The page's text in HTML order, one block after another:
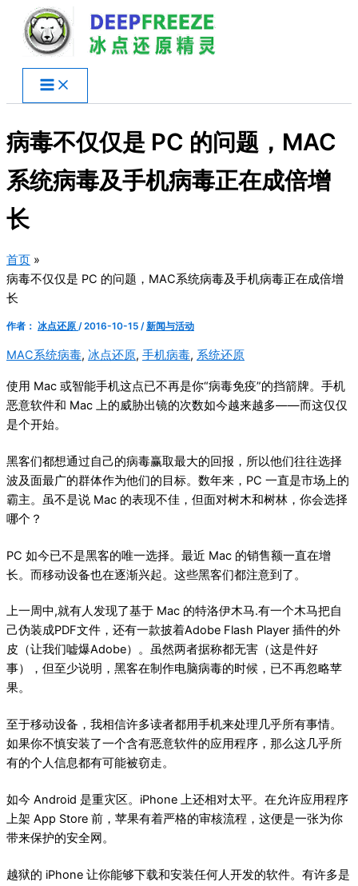
病毒不仅仅是 PC 的问题，MAC
系统病毒及手机病毒正在成倍增
长
首页
病毒不仅仅是 PC 的问题，MAC系统病毒及手机病毒正在成倍增
长
作者： 冰点还原 /2016-10-15 /新闻与活动
MAC系统病毒, 冰点还原, 手机病毒, 系统还原
使用 Mac 或智能手机这点已不再是你“病毒免疫”的挡箭牌。手机
恶意软件和 Mac 上的威胁出镜的次数如今越来越多——而这仅仅
是个开始。
黑客们都想通过自己的病毒赢取最大的回报，所以他们往往选择
波及面最广的群体作为他们的目标。数年来，PC 一直是市场上的
霸主。虽不是说 Mac 的表现不佳，但面对树木和树林，你会选择
哪个？
PC 如今已不是黑客的唯一选择。最近 Mac 的销售额一直在增
长。而移动设备也在逐渐兴起。这些黑客们都注意到了。
上一周中,就有人发现了基于 Mac 的特洛伊木马.有一个木马把自
己伪装成PDF文件，还有一款披着Adobe Flash Player 插件的外
皮（让我们嘘爆Adobe）。虽然两者据称都无害（这是件好
事），但至少说明，黑客在制作电脑病毒的时候，已不再忽略苹
果。
至于移动设备，我相信许多读者都用手机来处理几乎所有事情。
如果你不慎安装了一个含有恶意软件的应用程序，那么这几乎所
有的个人信息都有可能被窃走。
如今 Android 是重灾区。iPhone 上还相对太平。在允许应用程序
上架 App Store 前，苹果有着严格的审核流程，这便是一张为你
带来保护的安全网。
越狱的 iPhone 让你能够下载和安装任何人开发的软件。有许多是